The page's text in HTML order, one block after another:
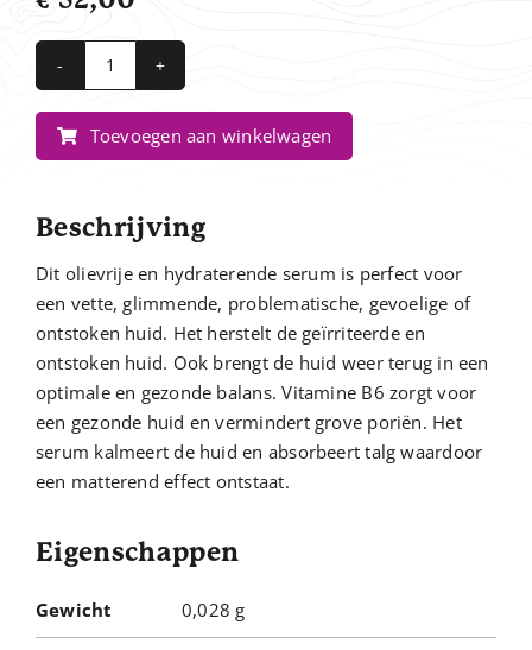
Clear
Cell
Restoring
Serum
Toevoegen aan winkelwagen
Beschrijving
Dit olievrije en hydraterende serum is perfect voor
een vette, glimmende, problematische, gevoelige of
ontstoken huid. Het herstelt de geïrriteerde en
ontstoken huid. Ook brengt de huid weer terug in een
optimale en gezonde balans. Vitamine B6 zorgt voor
een gezonde huid en vermindert grove poriën. Het
serum kalmeert de huid en absorbeert talg waardoor
een matterend effect ontstaat.
Eigenschappen
Gewicht 0,028 g